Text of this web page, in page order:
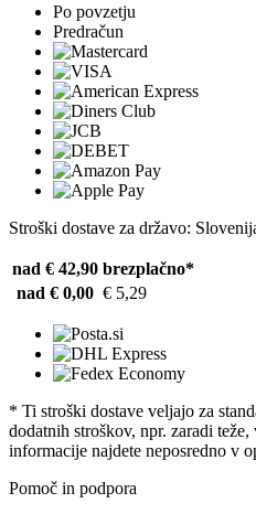
Po povzetju
Predračun
Stroški dostave za državo:
nad € 42,90 brezplačno*
nad € 0,00 € 5,29
* Ti stroški dostave veljajo za
dodatnih stroškov, npr. zaradi
informacije najdete neposredno v
Pomoč in podpora